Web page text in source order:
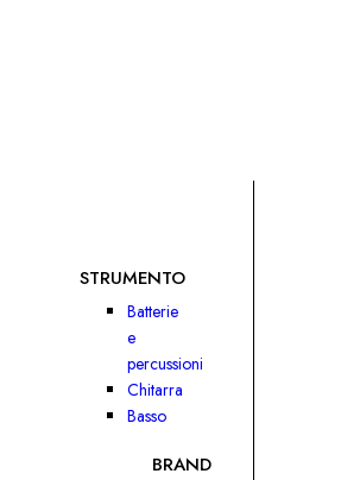
STRUMENTO
Batterie
e
percussioni
Chitarra
Basso
BRAND